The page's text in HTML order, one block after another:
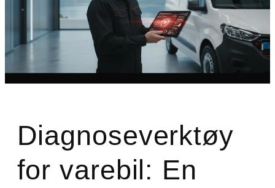
Diagnoseverktøy
for varebil: En